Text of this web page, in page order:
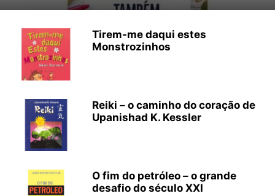
Tirem-me daqui estes
Monstrozinhos
Reiki – o caminho do coração de
Upanishad K. Kessler
O fim do petróleo – o grande
desafio do século XXI